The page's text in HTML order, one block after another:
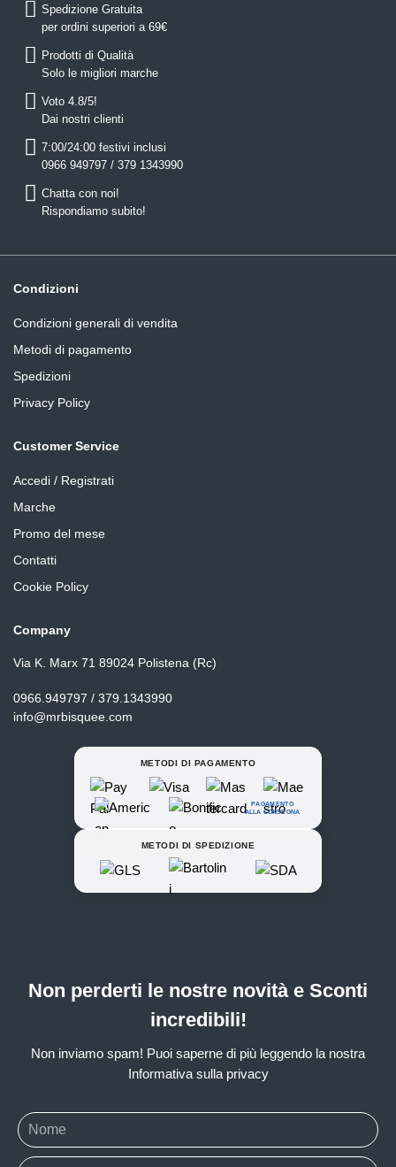
Spedizione Gratuita
per ordini superiori a 69€
Prodotti di Qualità
Solo le migliori marche
Voto 4.8/5!
Dai nostri clienti
7:00/24:00 festivi inclusi
0966 949797 / 379 1343990
Chatta con noi!
Rispondiamo subito!
Condizioni
Condizioni generali di vendita
Metodi di pagamento
Spedizioni
Privacy Policy
Customer Service
Accedi / Registrati
Marche
Promo del mese
Contatti
Cookie Policy
Company
Via K. Marx 71 89024 Polistena (Rc)
0966.949797 / 379.1343990
info@mrbisquee.com
METODI DI PAGAMENTO
PAGAMENTO
ALLA CONSEGNA
METODI DI SPEDIZIONE
Non perderti le nostre novità e Sconti
incredibili!
Non inviamo spam! Puoi saperne di più leggendo la nostra
Informativa sulla privacy